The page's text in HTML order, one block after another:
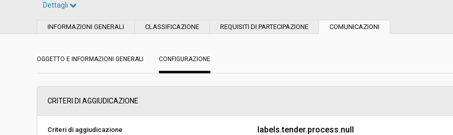
invito":
ribasso:
ribasso:
Dettagli
INFORMAZIONI GENERALI CLASSIFICAZIONE REQUISITI DI PARTECIPAZIONE COMUNICAZIONI
OGGETTO E INFORMAZIONI GENERALI CONFIGURAZIONE
CRITERI DI AGGIUDICAZIONE
Criteri di aggiudicazione labels.tender.process.null